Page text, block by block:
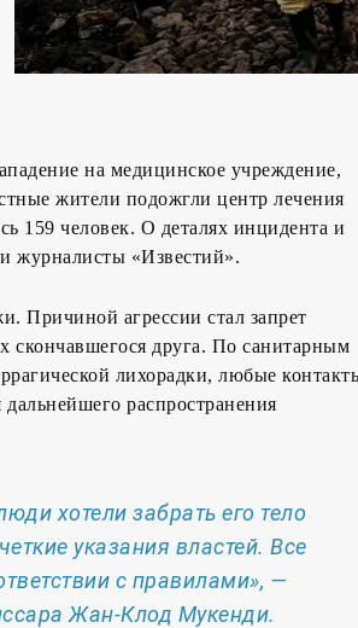
на медицинское учреждение,
жители подожгли центр лечения
159 человек. О деталях инцидента и
журналисты «Известий».
Причиной агрессии стал запрет
скончавшегося друга. По санитарным
лихорадки, любые
распространения
хотели забрать его тело
указания властей. Все
с правилами», —
Жан-Клод Мукенди.